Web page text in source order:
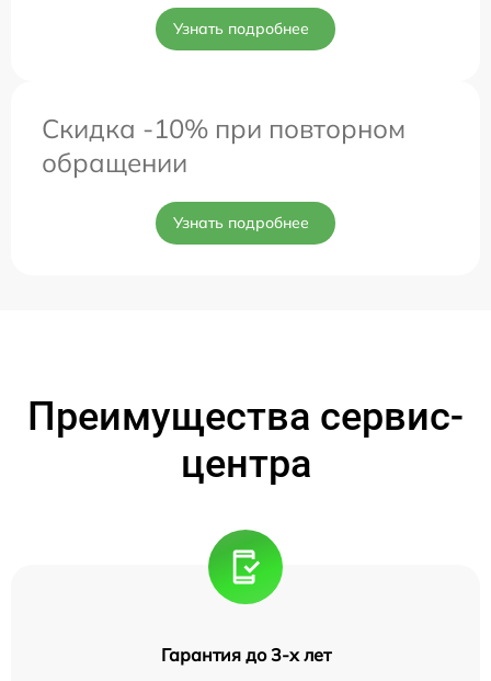
Узнать подробнее
Скидка -10% при повторном
обращении
Узнать подробнее
Преимущества сервис-
центра
Гарантия до 3-х лет